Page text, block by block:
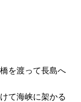
を渡って長島へ
て海峡に架かる